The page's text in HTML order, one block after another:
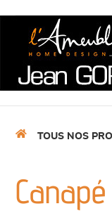
TOUS NOS